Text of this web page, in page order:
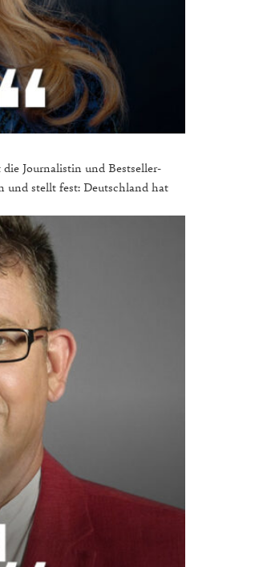
die Journalistin und Bestseller-
und stellt fest: Deutschland hat